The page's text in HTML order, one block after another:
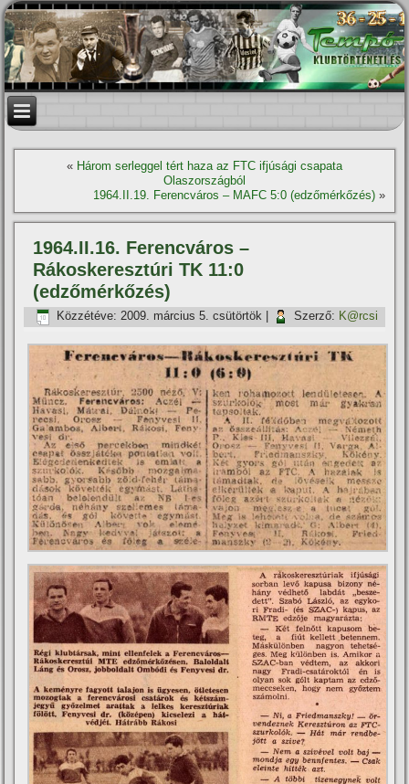
« Három serleggel tért haza az FTC ifjúsági csapata
Olaszországból
1964.II.19. Ferencváros – MAFC 5:0 (edzőmérkőzés)»
1964.II.16. Ferencváros –
Rákoskeresztúri TK 11:0
(edzőmérkőzés)
Közzétéve: 2009. március 5. csütörtök Szerző: K@rcsi